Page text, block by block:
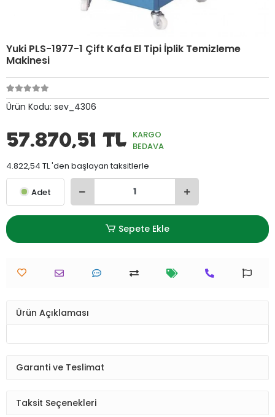
Yuki PLS-1977-1 Çift Kafa El Tipi İplik Temizleme
Makinesi
Ürün Kodu: sev_4306
57.870,51 TL KARGO
BEDAVA
4.822,54 TL 'den başlayan taksitlerle
Adet
Sepete Ekle
Ürün Açıklaması
Garanti ve Teslimat
Taksit Seçenekleri